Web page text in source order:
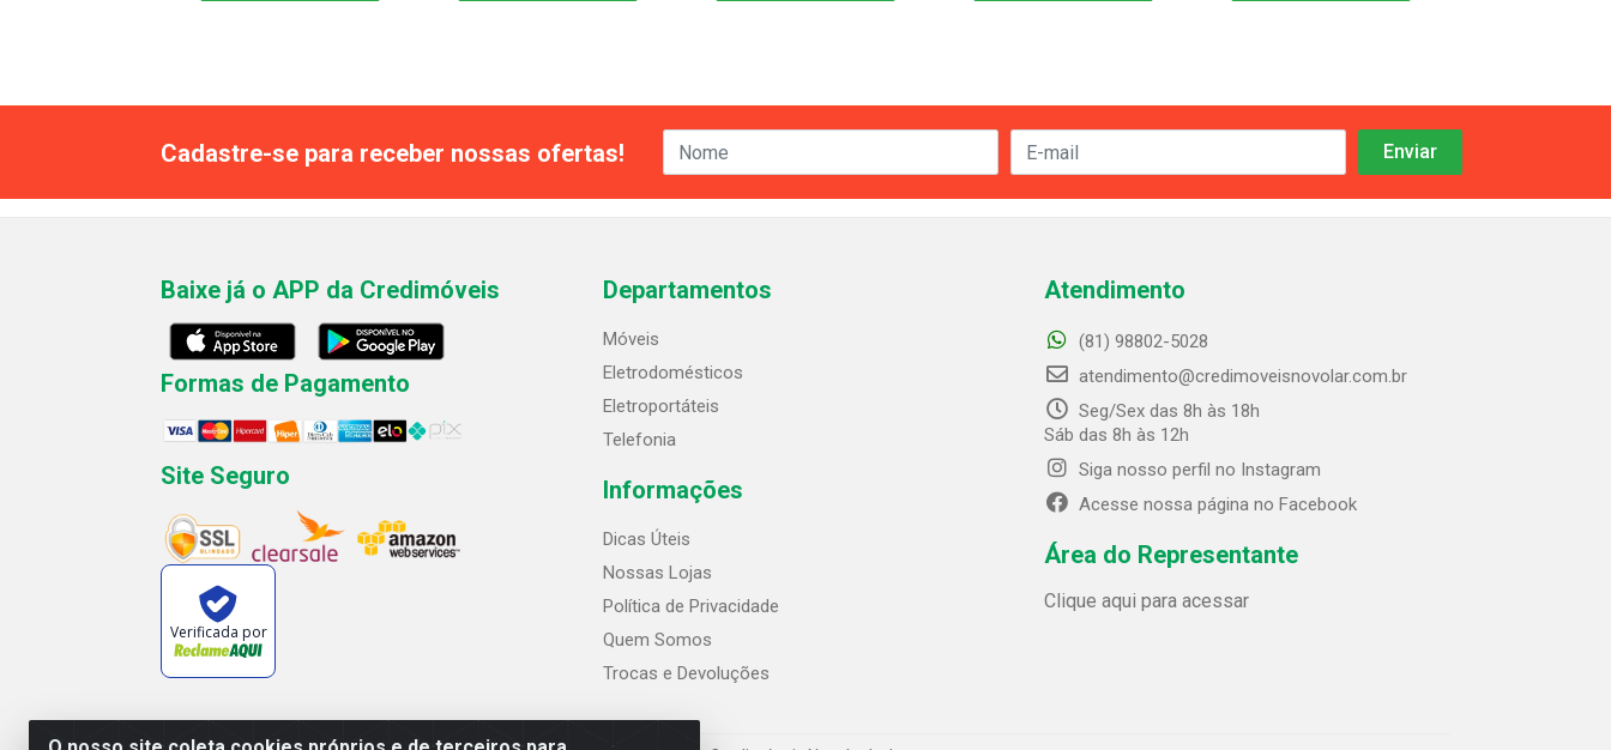
Cadastre-se para receber nossas ofertas!
Baixe já o APP da Credimóveis
Formas de Pagamento
Site Seguro
Verificada por
Departamentos
Móveis
Eletrodomésticos
Eletroportáteis
Telefonia
Informações
Dicas Úteis
Nossas Lojas
Política de Privacidade
Quem Somos
Trocas e Devoluções
Atendimento
(81) 98802-5028
atendimento@credimoveisnovolar.com.br
Seg/Sex das 8h às 18h
Sáb das 8h às 12h
Siga nosso perfil no Instagram
Acesse nossa página no Facebook
Área do Representante
Clique aqui para acessar